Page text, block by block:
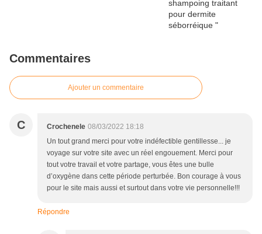
Commentaires
Ajouter un commentaire
C Crochenele 08/03/2022 18:18
Un tout grand merci pour votre indéfectible gentillesse... je
voyage sur votre site avec un réel engouement. Merci pour
tout votre travail et votre partage, vous êtes une bulle
d’oxygène dans cette période perturbée. Bon courage à vous
pour le site mais aussi et surtout dans votre vie personnelle!!!
Répondre